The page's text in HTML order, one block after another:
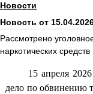
Новости
Новость от
Рассмотрено
наркотических средств
15 апреля
дело по обвинению